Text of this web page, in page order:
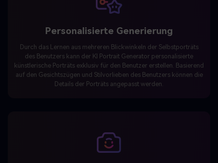
Durch das Lernen aus mehreren Blickwinkeln der Selbstporträts
des Benutzers kann der KI Portrait Generator personalisierte
künstlerische Porträts exklusiv für den Benutzer erstellen. Basierend
auf den Gesichtszügen und Stilvorlieben des Benutzers können die
Details der Porträts angepasst werden.